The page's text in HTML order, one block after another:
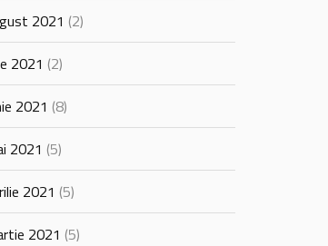
2021 (2)
2021 (2)
2021 (8)
2021 (5)
2021 (5)
2021 (5)